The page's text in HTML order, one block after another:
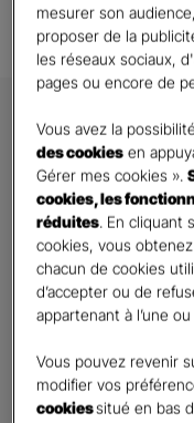
Prenez 2 minutes
que l’agence
pour finaliser
GAN
Information
Qui souhaitez-vous
mesurer son
proposer de la
les réseaux sociaux,
pages ou encore de
Vous avez la
des cookies en
Gérer mes cookies ».
cookies, les
réduites. En cliquant
cookies, vous
chacun de cookies
d’accepter ou de
appartenant à l’une
Vous pouvez revenir
modifier vos
cookiessitué en bas